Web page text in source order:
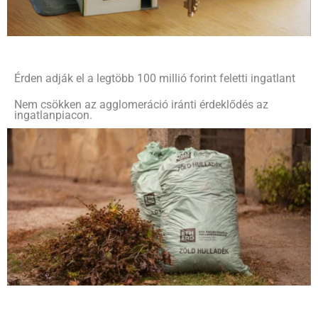
Érden adják el a legtöbb 100 millió forint feletti ingatlant
Nem csökken az agglomeráció iránti érdeklődés az
ingatlanpiacon.